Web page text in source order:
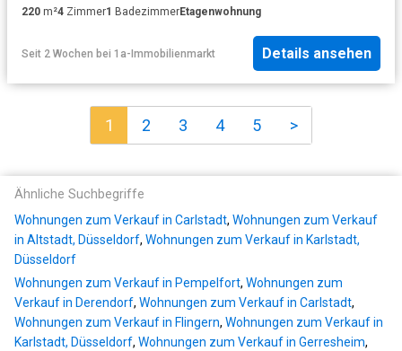
220 m²4 Zimmer1 BadezimmerEtagenwohnung
Seit 2 Wochen bei 1a-Immobilienmarkt Details ansehen
1 2 3 4 5 >
Ähnliche Suchbegriffe
Wohnungen zum Verkauf in Carlstadt, Wohnungen zum Verkauf
in Altstadt, Düsseldorf, Wohnungen zum Verkauf in Karlstadt,
Düsseldorf
Wohnungen zum Verkauf in Pempelfort, Wohnungen zum
Verkauf in Derendorf, Wohnungen zum Verkauf in Carlstadt,
Wohnungen zum Verkauf in Flingern, Wohnungen zum Verkauf in
Karlstadt, Düsseldorf, Wohnungen zum Verkauf in Gerresheim,